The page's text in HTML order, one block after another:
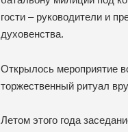
гости – руководители и
духовенства.
Открылось мероприятие
торжественный ритуал
Летом этого года